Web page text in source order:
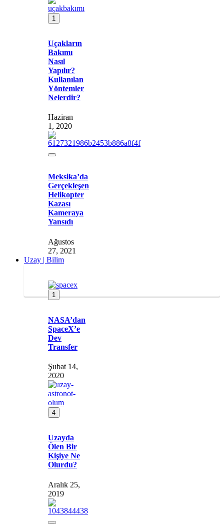
1
Uçakların
Bakımı
Nasıl
Yapılır?
Kullanılan
Yöntemler
Nelerdir?
Haziran
1, 2020
Meksika’da
Gerçekleşen
Helikopter
Kazası
Kameraya
Yansıdı
Ağustos
27, 2021
Uzay | Bilim
1
NASA’dan
SpaceX’e
Dev
Transfer
Şubat 14,
2020
4
Uzayda
Ölen Bir
Kişiye Ne
Olurdu?
Aralık 25,
2019